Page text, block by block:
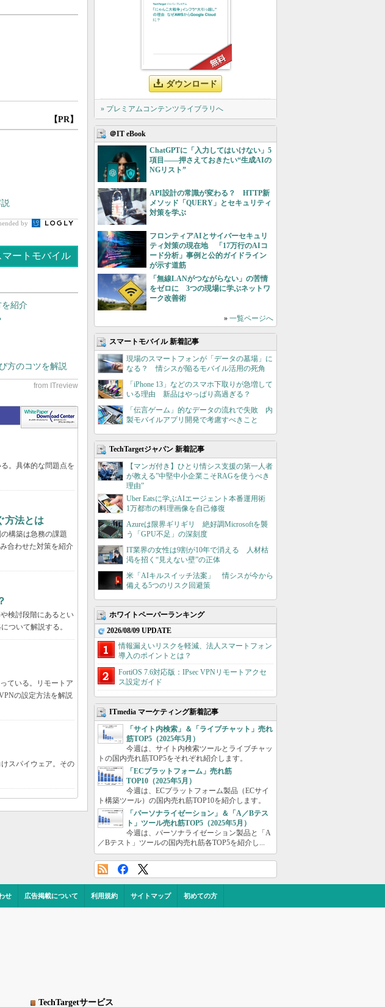
【PR】
by
マートモバイル
紹介
方のコツを解説
。具体的な問題点を
方法とは
構築は急務の課題
合わせた対策を紹介
検討段階にあるとい
ついて解説する。
ている。リモートア
の設定方法を解説
スパイウェア。その
ダウンロード
» プレミアムコンテンツライブラリへ
＠IT eBook
ChatGPTに「入力してはいけない」5
項目――押さえておきたい“生成AIの
NGリスト”
API設計の常識が変わる？ HTTP新
メソッド「QUERY」とセキュリティ
対策を学ぶ
フロンティアAIとサイバーセキュリ
ティ対策の現在地 「17万行のAIコ
ード分析」事例と公的ガイドライン
が示す道筋
「無線LANがつながらない」の苦情
をゼロに 3つの現場に学ぶネットワ
ーク改善術
» 一覧ページへ
スマートモバイル 新着記事
現場のスマートフォンが「データの墓場」に
なる？ 情シスが陥るモバイル活用の死角
「iPhone 13」などのスマホ下取りが急増して
いる理由 新品はやっぱり高過ぎる？
「伝言ゲーム」的なデータの流れで失敗 内
製モバイルアプリ開発で考慮すべきこと
TechTargetジャパン 新着記事
【マンガ付き】ひとり情シス支援の第一人者
が教える”中堅中小企業こそRAGを使うべき
理由”
Uber Eatsに学ぶAIエージェント本番運用術
1万都市の料理画像を自己修復
Azureは限界ギリギリ 絶好調Microsoftを襲
う「GPU不足」の深刻度
IT業界の女性は9割が10年で消える 人材枯
渇を招く“見えない壁”の正体
米「AIキルスイッチ法案」 情シスが今から
備える5つのリスク回避策
ホワイトペーパーランキング
2026/08/09 UPDATE
情報漏えいリスクを軽減、法人スマートフォン
導入のポイントとは？
FortiOS 7.6対応版：IPsec VPNリモートアクセ
ス設定ガイド
ITmedia マーケティング新着記事
「サイト内検索」＆「ライブチャット」売れ
筋TOP5（2025年5月）
今週は、サイト内検索ツールとライブチャッ
トの国内売れ筋TOP5をそれぞれ紹介します。
「ECプラットフォーム」売れ筋
TOP10（2025年5月）
今週は、ECプラットフォーム製品（ECサイ
ト構築ツール）の国内売れ筋TOP10を紹介します。
「パーソナライゼーション」＆「A／Bテス
ト」ツール売れ筋TOP5（2025年5月）
今週は、パーソナライゼーション製品と「A
／Bテスト」ツールの国内売れ筋各TOP5を紹介し...
せ 広告掲載について 利用規約 サイトマップ 初めての方
TechTargetサービス